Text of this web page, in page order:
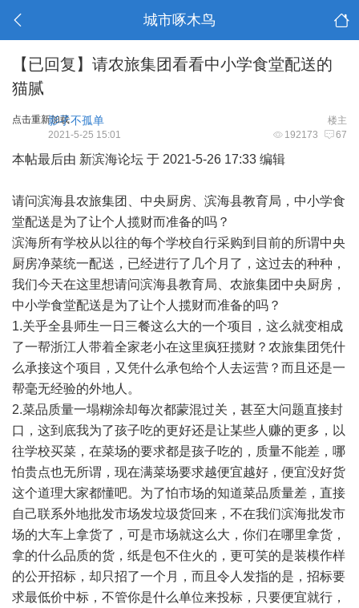
城市啄木鸟
【已回复】请农旅集团看看中小学食堂配送的
猫腻
点击重新加载 楼主
影孑不孤单
192173 67
2021-5-25 15:01
本帖最后由 新滨海论坛 于 2021-5-26 17:33 编辑
请问滨海县农旅集团、中央厨房、滨海县教育局，中小学食
堂配送是为了让个人揽财而准备的吗？
滨海所有学校从以往的每个学校自行采购到目前的所谓中央
厨房净菜统一配送，已经进行了几个月了，这过去的种种，
我们今天在这里想请问滨海县教育局、农旅集团中央厨房，
中小学食堂配送是为了让个人揽财而准备的吗？
1.关乎全县师生一日三餐这么大的一个项目，这么就变相成
了一帮浙江人带着全家老小在这里疯狂揽财？农旅集团凭什
么承接这个项目，又凭什么承包给个人去运营？而且还是一
帮毫无经验的外地人。
2.菜品质量一塌糊涂却每次都蒙混过关，甚至大问题直接封
口，这到底我为了孩子吃的更好还是让某些人赚的更多，以
往学校买菜，在菜场的要求都是孩子吃的，质量不能差，哪
怕贵点也无所谓，现在满菜场要求越便宜越好，便宜没好货
这个道理大家都懂吧。为了怕市场的知道菜品质量差，直接
自己联系外地批发市场发垃圾货回来，不在我们滨海批发市
场的大车上拿货了，可是市场就这么大，你们在哪里拿货，
拿的什么品质的货，纸是包不住火的，更可笑的是装模作样
的公开招标，却只招了一个月，而且令人发指的是，招标要
求最低价中标，不管你是什么单位来投标，只要便宜就行，